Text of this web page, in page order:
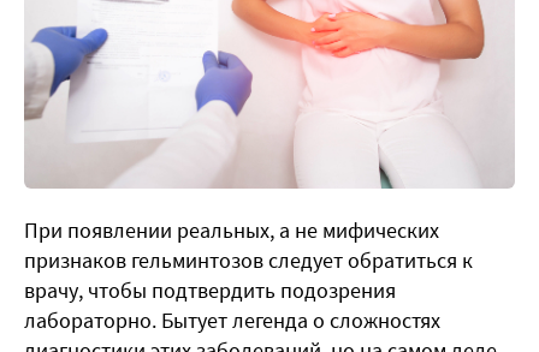
При появлении реальных, а не мифических
признаков гельминтозов следует обратиться к
врачу, чтобы подтвердить подозрения
лабораторно. Бытует легенда о сложностях